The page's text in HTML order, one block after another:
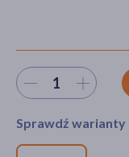
Wybierz ilość
Sprawdź warianty